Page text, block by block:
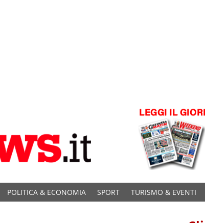
POLITICA & ECONOMIA SPORT TURISMO & EVENTI